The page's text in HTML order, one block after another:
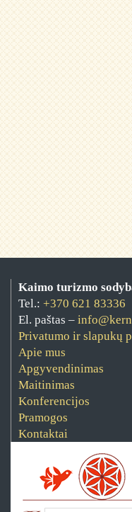
Kaimo turizmo
Tel.: +370 621 83336
El. paštas –
Privatumo ir slapukų
Apie mus
Apgyvendinimas
Maitinimas
Konferencijos
Pramogos
Kontaktai